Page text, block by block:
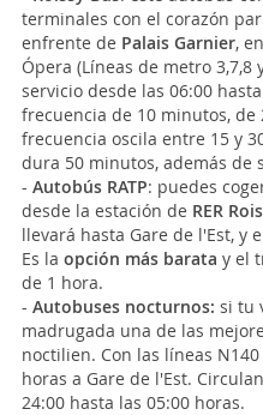
terminales con el corazón
enfrente de Palais Garnier,
Ópera (Líneas de metro 3,7,8
servicio desde las 06:00
frecuencia de 10 minutos, de
frecuencia oscila entre 15 y
dura 50 minutos, además de
- Autobús RATP: puedes
desde la estación de RER
llevará hasta Gare de l'Est, y
Es la opción más barata y el
de 1 hora.
- Autobuses nocturnos: si tu
madrugada una de las
noctilien. Con las líneas
horas a Gare de l'Est.
24:00 hasta las 05:00 horas.